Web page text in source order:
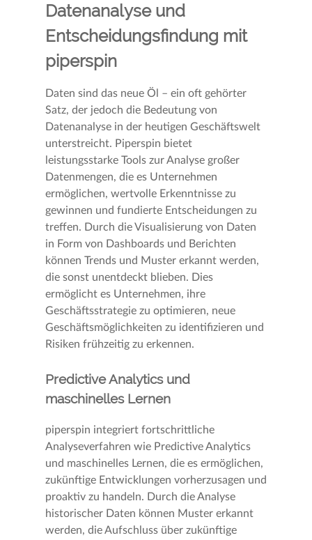
Datenanalyse und
Entscheidungsfindung mit
piperspin
Daten sind das neue Öl – ein oft gehörter
Satz, der jedoch die Bedeutung von
Datenanalyse in der heutigen Geschäftswelt
unterstreicht. Piperspin bietet
leistungsstarke Tools zur Analyse großer
Datenmengen, die es Unternehmen
ermöglichen, wertvolle Erkenntnisse zu
gewinnen und fundierte Entscheidungen zu
treffen. Durch die Visualisierung von Daten
in Form von Dashboards und Berichten
können Trends und Muster erkannt werden,
die sonst unentdeckt blieben. Dies
ermöglicht es Unternehmen, ihre
Geschäftsstrategie zu optimieren, neue
Geschäftsmöglichkeiten zu identifizieren und
Risiken frühzeitig zu erkennen.
Predictive Analytics und
maschinelles Lernen
piperspin integriert fortschrittliche
Analyseverfahren wie Predictive Analytics
und maschinelles Lernen, die es ermöglichen,
zukünftige Entwicklungen vorherzusagen und
proaktiv zu handeln. Durch die Analyse
historischer Daten können Muster erkannt
werden, die Aufschluss über zukünftige